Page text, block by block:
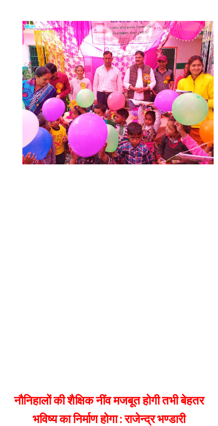
नौनिहालों की शैक्षिक नींव मजबूत होगी तभी बेहतर
भविष्य का निर्माण होगा : राजेन्द्र भण्डारी